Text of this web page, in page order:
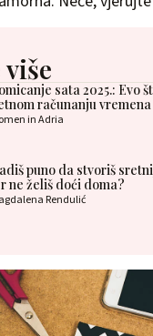
sata 2025.: Evo
računanju vremena
in Adria
puno da stvoriš
ne želiš doći doma?
Rendulić